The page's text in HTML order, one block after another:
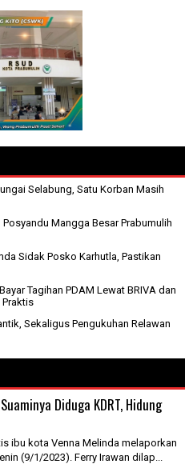
Selabung, Satu Korban Masih
Mangga Besar Prabumulih
Sidak Posko Karhutla, Pastikan
Tagihan PDAM Lewat BRIVA dan
Praktis
Sekaligus Pengukuhan Relawan
Diduga KDRT, Hidung
ibu kota Venna Melinda melaporkan
(9/1/2023). Ferry Irawan dilap...